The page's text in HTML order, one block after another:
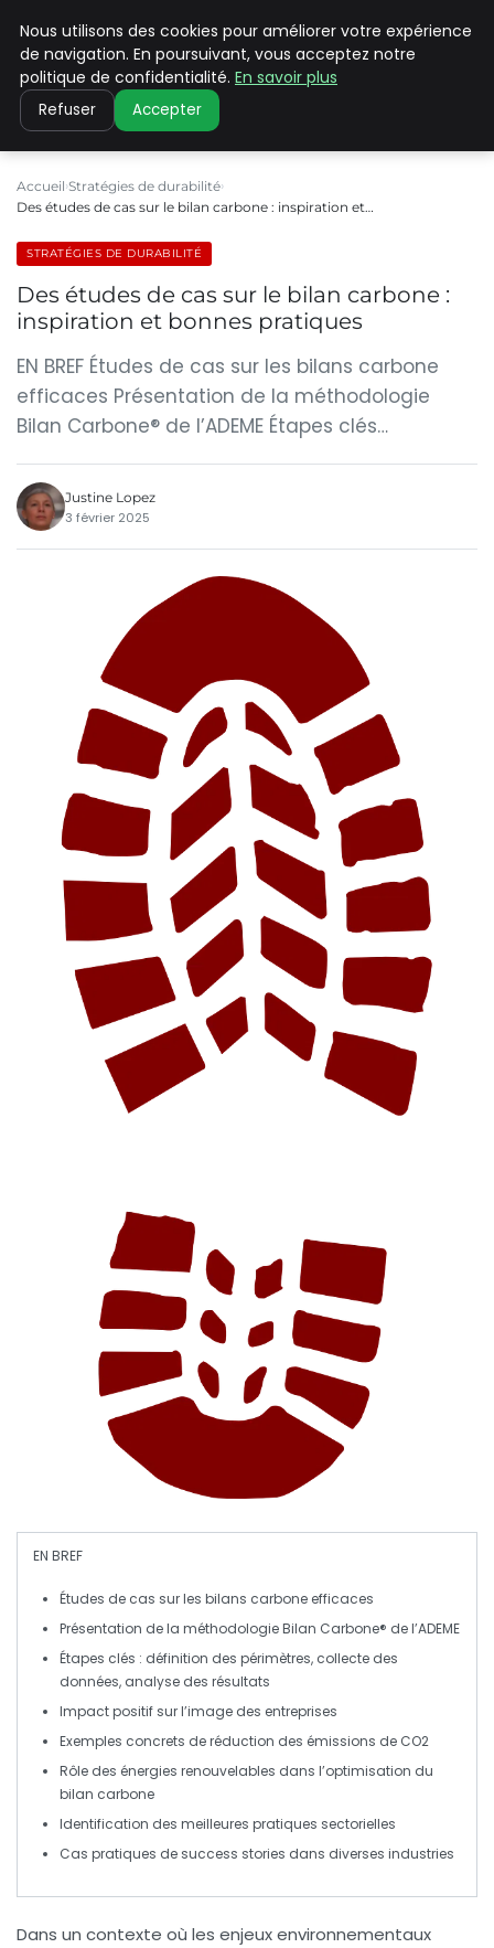
CLIMATE C ADVANCED
Accueil Stratégies de durabilité
Des études de cas sur le bilan carbone : inspiration et…
STRATÉGIES DE DURABILITÉ
Des études de cas sur le bilan carbone :
inspiration et bonnes pratiques
EN BREF Études de cas sur les bilans carbone
efficaces Présentation de la méthodologie
Bilan Carbone® de l’ADEME Étapes clés…
Justine Lopez
3 février 2025
EN BREF
Études de cas sur les bilans carbone efficaces
Présentation de la méthodologie Bilan Carbone® de l’ADEME
Étapes clés : définition des périmètres, collecte des
données, analyse des résultats
Impact positif sur l’image des entreprises
Exemples concrets de réduction des émissions de CO2
Rôle des énergies renouvelables dans l’optimisation du
bilan carbone
Identification des meilleures pratiques sectorielles
Cas pratiques de success stories dans diverses industries
Dans un contexte où les enjeux environnementaux
Nous utilisons des cookies pour améliorer votre expérience
de navigation. En poursuivant, vous acceptez notre
politique de confidentialité. En savoir plus
Refuser Accepter